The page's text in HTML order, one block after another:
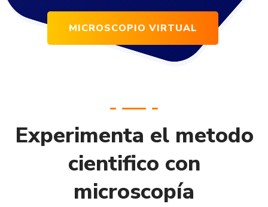
MICROSCOPIO VIRTUAL
Experimenta el metodo
cientifico con
microscopía